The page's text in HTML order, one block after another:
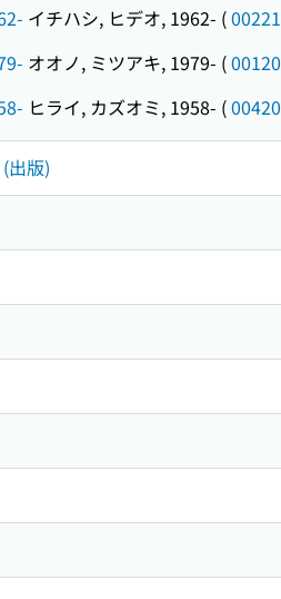
イチハシ, ヒデオ, 1962- (
オオノ, ミツアキ, 1979- (
ヒライ, カズオミ, 1958- (
出版)